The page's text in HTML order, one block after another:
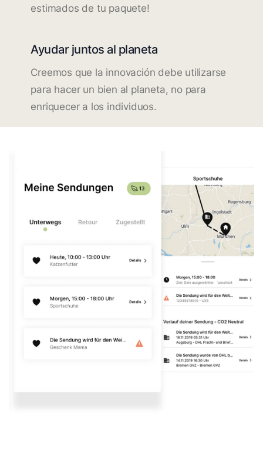
estimados de tu paquete!
Ayudar juntos al planeta
Creemos que la innovación debe utilizarse
para hacer un bien al planeta, no para
enriquecer a los individuos.